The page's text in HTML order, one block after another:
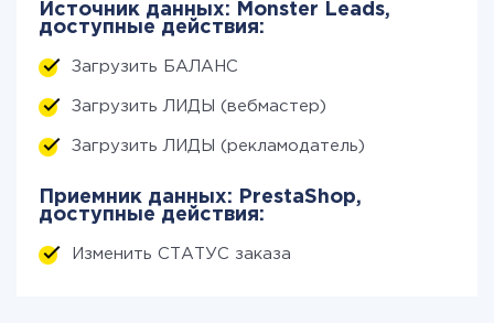
Источник данных: Monster Leads,
доступные действия:
Загрузить БАЛАНС
Загрузить ЛИДЫ (вебмастер)
Загрузить ЛИДЫ (рекламодатель)
Приемник данных: PrestaShop,
доступные действия:
Изменить СТАТУС заказа